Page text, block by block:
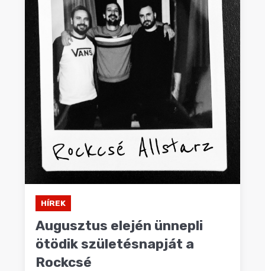
HÍREK
Augusztus elején ünnepli
ötödik születésnapját a
Rockcsé